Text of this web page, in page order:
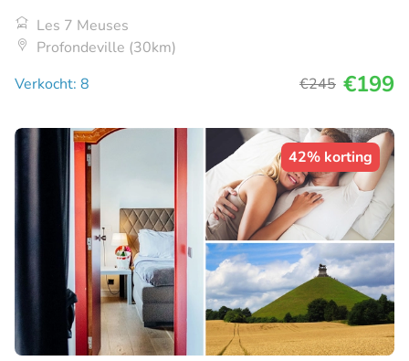
Les 7 Meuses
Profondeville (30km)
Verkocht: 8
€245 €199
42% korting